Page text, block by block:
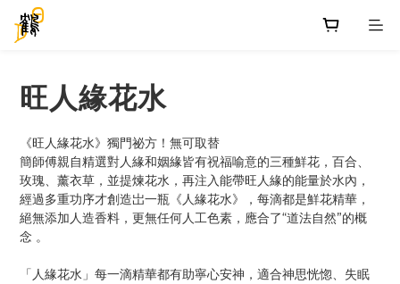
旺人緣花水
《旺人緣花水》獨門祕方！無可取替
簡師傅親自精選對人緣和姻緣皆有祝福喻意的三種鮮花，百合、
玫瑰、薰衣草，並提煉花水，再注入能帶旺人緣的能量於水內，
經過多重功序才創造岀一瓶《人緣花水》，每滴都是鮮花精華，
絕無添加人造香料，更無任何人工色素，應合了“道法自然”的概
念 。
「人緣花水」每一滴精華都有助寧心安神，適合神思恍惚、失眠